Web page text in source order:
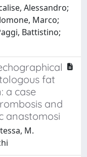
Alessandro;
Marco;
Battistino;
fat
a case
and
anastomosi
M.